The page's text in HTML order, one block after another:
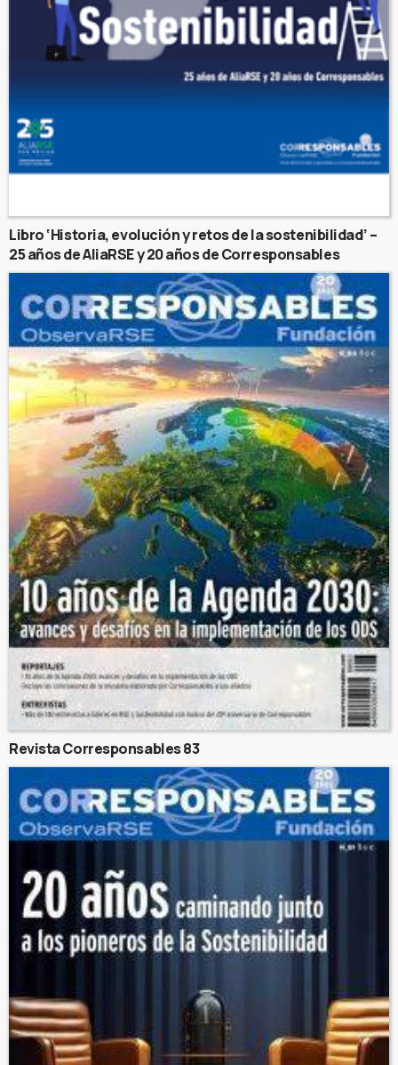
Libro ‘Historia, evolución y retos de la sostenibilidad’ –
25 años de AliaRSE y 20 años de Corresponsables
Revista Corresponsables 83